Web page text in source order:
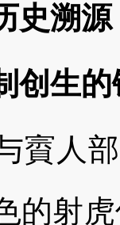
史溯源
生的
人部
的射